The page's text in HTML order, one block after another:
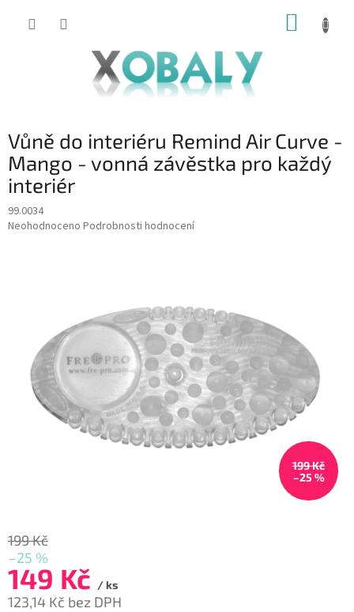
KOŠÍK
Vůně do interiéru Remind Air Curve -
Mango - vonná závěstka pro každý
interiér
99.0034
Průměrné
hvězdiček.
Neohodnoceno Podrobnosti hodnocení
199 Kč
–25 %
199 Kč
–25 %
149 Kč / ks
123,14 Kč bez DPH